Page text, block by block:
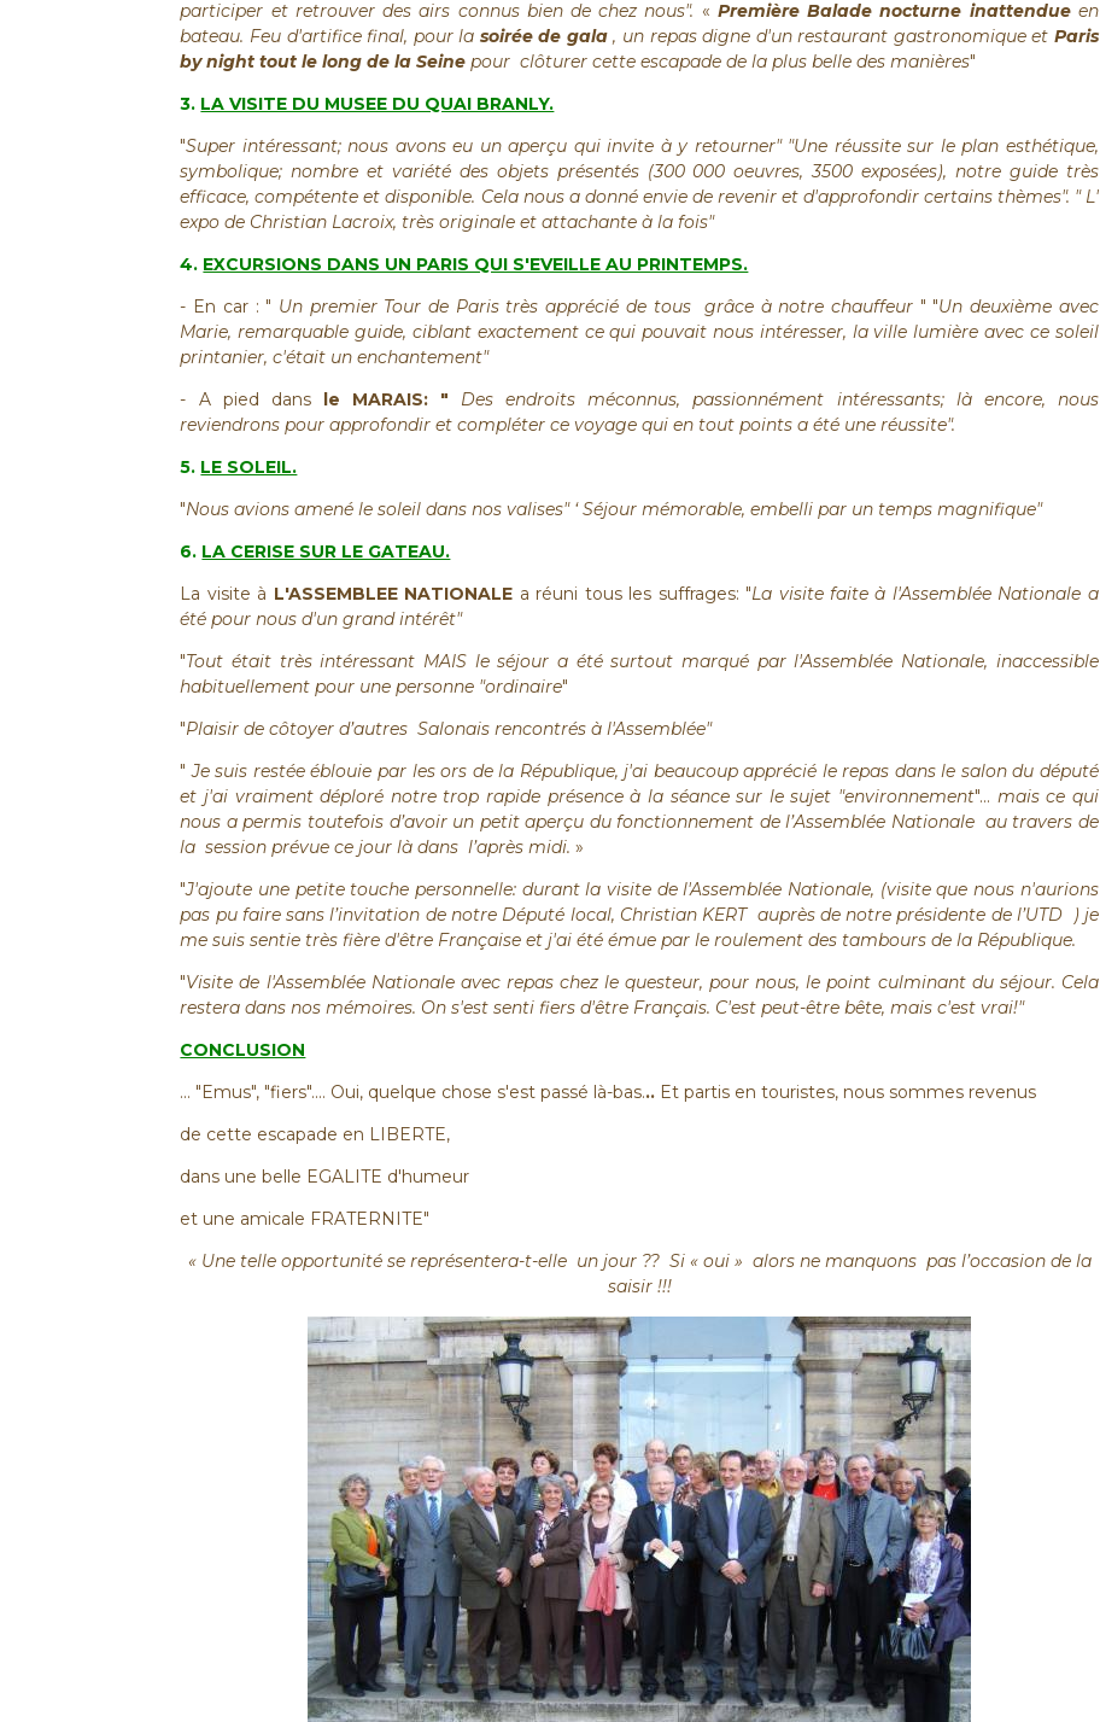
participer et retrouver des airs connus bien de chez nous". « Première Balade nocturne inattendueen
bateau. Feu d'artifice final, pour la soirée de gala, un repas digne d'un restaurant gastronomique et Paris
by night tout le long de la Seine pour clôturer cette escapade de la plus belle des manières"
3. LA VISITE DU MUSEE DU QUAI BRANLY.
"Super intéressant; nous avons eu un aperçu qui invite à y retourner" "Une réussite sur le plan esthétique,
symbolique; nombre et variété des objets présentés (300 000 oeuvres, 3500 exposées), notre guide très
efficace, compétente et disponible. Cela nous a donné envie de revenir et d'approfondir certains thèmes". " L'
expo de Christian Lacroix, très originale et attachante à la fois"
4. EXCURSIONS DANS UN PARIS QUI S'EVEILLE AU PRINTEMPS.
- En car : " Un premier Tour de Paris très apprécié de tous grâce à notre chauffeur " "Un deuxième avec
Marie, remarquable guide, ciblant exactement ce qui pouvait nous intéresser, la ville lumière avec ce soleil
printanier, c'était un enchantement"
- A pied dans le MARAIS: "
Des endroits méconnus, passionnément intéressants; là encore, nous
reviendrons pour approfondir et compléter ce voyage qui en tout points a été une réussite".
5. LE SOLEIL.
"Nous avions amené le soleil dans nos valises" ‘ Séjour mémorable, embelli par un temps magnifique"
6. LA CERISE SUR LE GATEAU.
La visite à L'ASSEMBLEE NATIONALE a réuni tous les suffrages: "La visite faite à l'Assemblée Nationale a
été pour nous d'un grand intérêt"
"Tout était très intéressant MAIS le séjour a été surtout marqué par l'Assemblée Nationale, inaccessible
habituellement pour une personne "ordinaire"
"Plaisir de côtoyer d’autres Salonais rencontrés à l'Assemblée"
"Je suis restée éblouie par les ors de la République, j'ai beaucoup apprécié le repas dans le salon du député
et j'ai vraiment déploré notre trop rapide présence à la séance sur le sujet "environnement"... mais ce qui
nous a permis toutefois d’avoir un petit aperçu du fonctionnement de l’Assemblée Nationale au travers de
la session prévue ce jour là dans l’après midi. »
"J'ajoute une petite touche personnelle: durant la visite de l'Assemblée Nationale, (visite que nous n'aurions
pas pu faire sans l’invitation de notre Député local, Christian KERT auprès de notre présidente de l’UTD ) je
me suis sentie très fière d'être Française et j'ai été émue par le roulement des tambours de la République.
"Visite de l'Assemblée Nationale avec repas chez le questeur, pour nous, le point culminant du séjour. Cela
restera dans nos mémoires. On s'est senti fiers d'être Français. C'est peut-être bête, mais c'est vrai!"
CONCLUSION
... "Emus", "fiers".... Oui, quelque chose s'est passé là-bas... Et partis en touristes, nous sommes revenus
de cette escapade en LIBERTE,
dans une belle EGALITE d'humeur
et une amicale FRATERNITE"
« Une telle opportunité se représentera-t-elle un jour ?? Si « oui » alors ne manquons pas l’occasion de la
saisir !!!